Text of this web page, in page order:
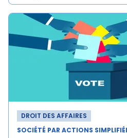
DROIT DES AFFAIRES
SOCIÉTÉ PAR ACTIONS